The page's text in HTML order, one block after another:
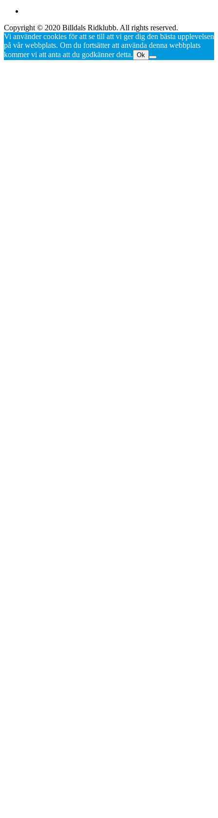
Copyright © 2020 Billdals Ridklubb. All rights reserved.
Vi använder cookies för att se till att vi ger dig den bästa upplevelsen
på vår webbplats. Om du fortsätter att använda denna webbplats
kommer vi att anta att du godkänner detta. Ok